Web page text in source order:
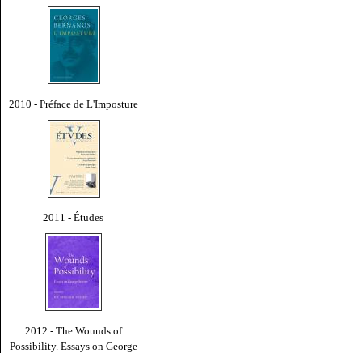
2010 - Préface de L'Imposture
2011 - Études
2012 - The Wounds of
Possibility. Essays on George